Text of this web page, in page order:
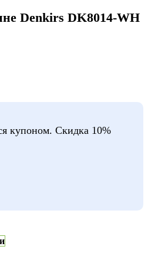
Denkirs DK8014-WH
купоном. Скидка 10%